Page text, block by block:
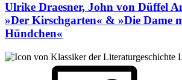
Ulrike Draesner, John von Düffel
»Der Kirschgarten« & »Die Dame
Hündchen«